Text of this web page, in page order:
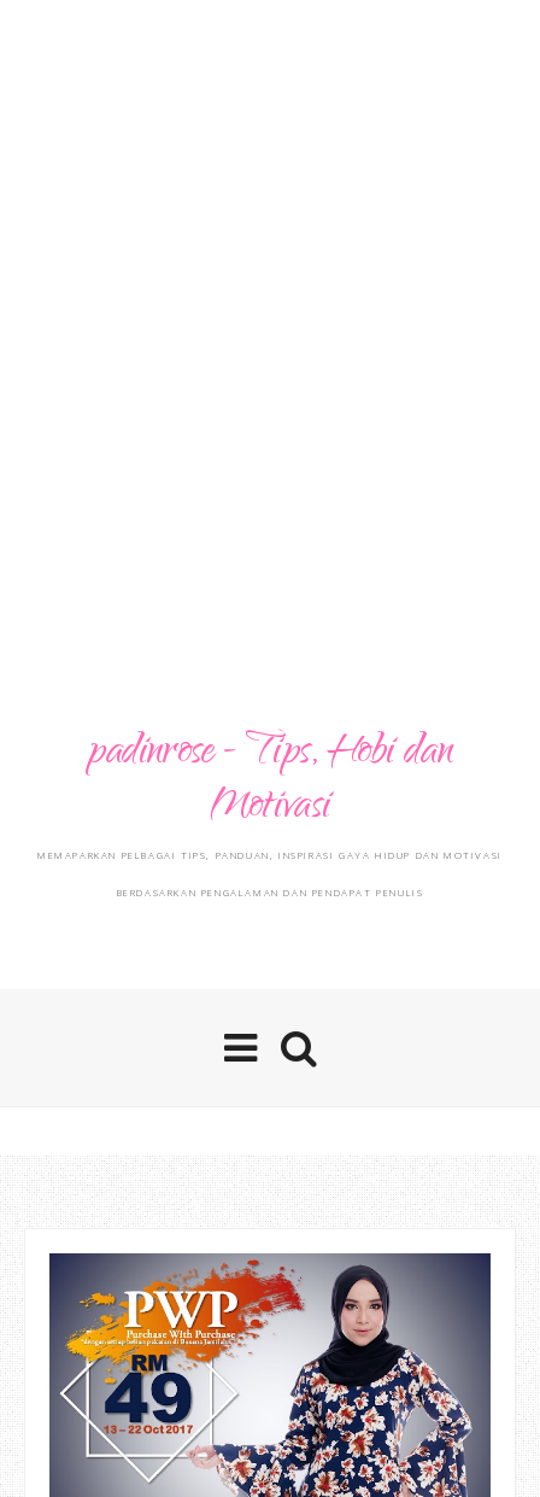
padinrose - Tips, Hobi dan
Motivasi
MEMAPARKAN PELBAGAI TIPS, PANDUAN, INSPIRASI GAYA HIDUP DAN MOTIVASI
BERDASARKAN PENGALAMAN DAN PENDAPAT PENULIS